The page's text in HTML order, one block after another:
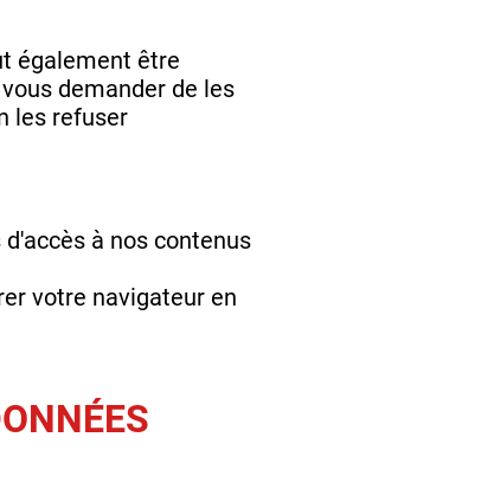
également être
demander de les
les refuser
à nos contenus
votre navigateur en